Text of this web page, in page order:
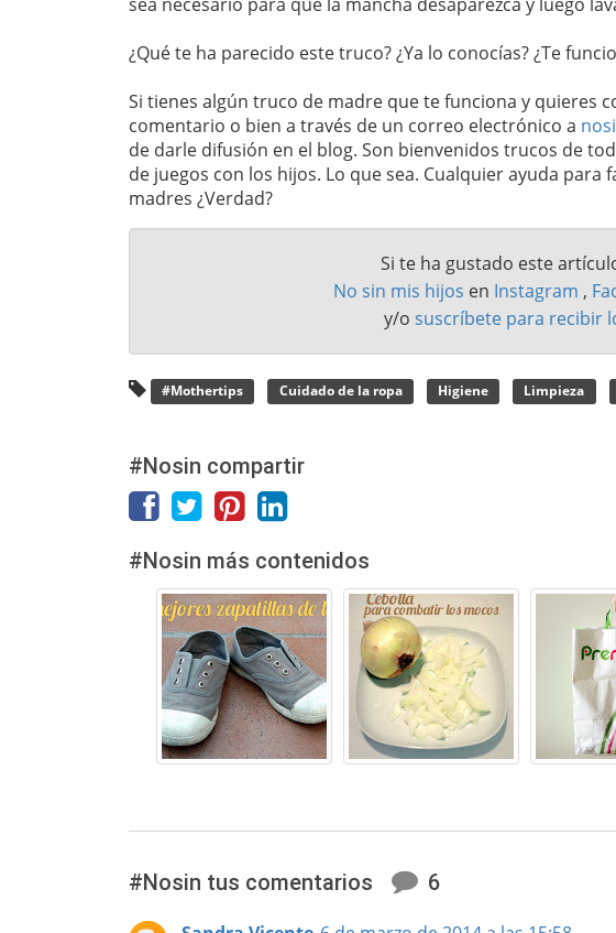
¿Qué te ha parecido este truco? ¿Ya lo conocías? ¿Te
Si tienes algún truco de madre que te funciona y quieres
comentario o bien a través de un correo electrónico a
de darle difusión en el blog. Son bienvenidos trucos de
de juegos con los hijos. Lo que sea. Cualquier ayuda para
madres ¿Verdad?
Si te ha gustado este
No sin mis hijos en Instagram ,
y/o suscríbete para recibir
#Mothertips Cuidado de la ropa Higiene Limpieza
#Nosin compartir
#Nosin más contenidos
#Nosin tus comentarios 6